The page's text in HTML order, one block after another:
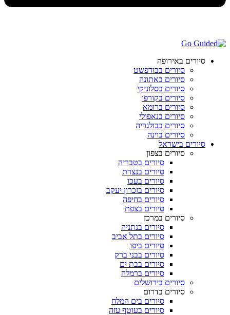
סיורים באירופה
סיורים בבודפשט
סיורים באתונה
סיורים בסלוניקי
סיורים בקורפו
סיורים ברומא
סיורים בנאפולי
סיורים בבולגריה
סיורים בוינה
סיורים בישראל
סיורים בצפון
סיורים בטבריה
סיורים בנצרת
סיורים בעכו
סיורים בזכרון יעקב
סיורים בחיפה
סיורים בצפת
סיורים במרכז
סיורים בנתניה
סיורים בתל אביב
סיורים ביפו
סיורים בבני ברק
סיורים בבת ים
סיורים ברמלה
סיורים בירושלים
סיורים בדרום
סיורים בים המלח
סיורים בעוטף עזה